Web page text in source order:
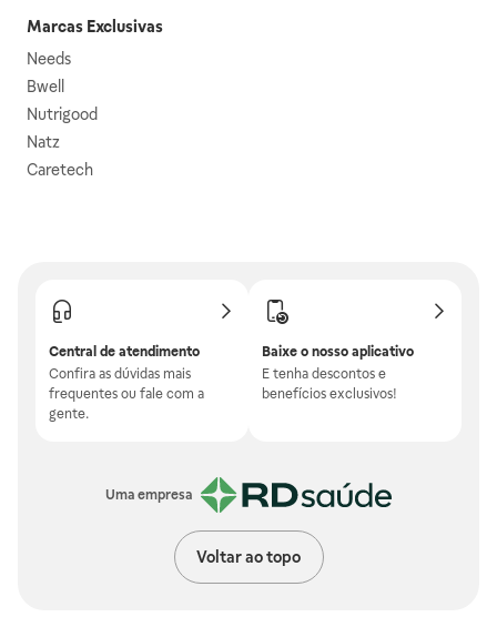
Marcas Exclusivas
Needs
Bwell
Nutrigood
Natz
Caretech
Central de atendimento
Confira as dúvidas mais
frequentes ou fale com a
gente.
Baixe o nosso aplicativo
E tenha descontos e
benefícios exclusivos!
Uma empresa
Voltar ao topo